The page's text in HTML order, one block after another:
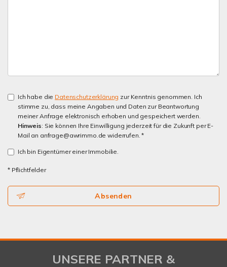
Ich habe die Datenschutzerklärung zur Kenntnis genommen. Ich
stimme zu, dass meine Angaben und Daten zur Beantwortung
meiner Anfrage elektronisch erhoben und gespeichert werden.
Hinweis: Sie können Ihre Einwilligung jederzeit für die Zukunft per E-
Mail an anfrage@awrimmo.de widerrufen. *
Ich bin Eigentümer einer Immobilie.
* Pflichtfelder
Absenden
UNSERE PARTNER &